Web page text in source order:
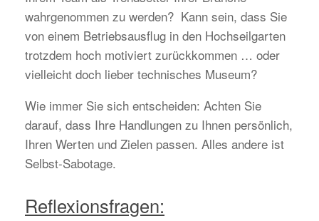
wahrgenommen zu werden? Kann sein, dass Sie
von einem Betriebsausflug in den Hochseilgarten
trotzdem hoch motiviert zurückkommen … oder
vielleicht doch lieber technisches Museum?
Wie immer Sie sich entscheiden: Achten Sie
darauf, dass Ihre Handlungen zu Ihnen persönlich,
Ihren Werten und Zielen passen. Alles andere ist
Selbst-Sabotage.
Reflexionsfragen: